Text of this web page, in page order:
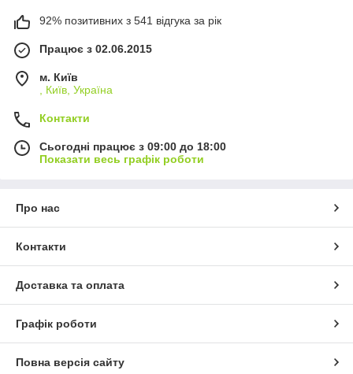
92% позитивних з 541 відгука за рік
Працює з 02.06.2015
м. Київ
, Київ, Україна
Контакти
Сьогодні працює з 09:00 до 18:00
Показати весь графік роботи
Про нас
Контакти
Доставка та оплата
Графік роботи
Повна версія сайту